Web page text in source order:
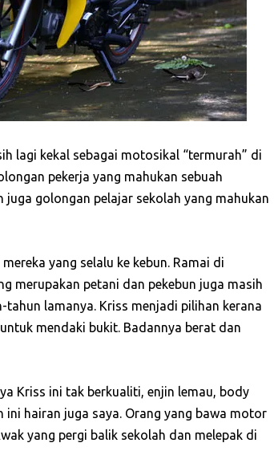
lagi kekal sebagai motosikal “termurah” di
pekerja yang mahukan sebuah
golongan pelajar sekolah yang mahukan
yang selalu ke kebun. Ramai di
merupakan petani dan pekebun juga masih
lamanya. Kriss menjadi pilihan kerana
mendaki bukit. Badannya berat dan
Kriss ini tak berkualiti, enjin lemau, body
hairan juga saya. Orang yang bawa motor
yang pergi balik sekolah dan melepak di